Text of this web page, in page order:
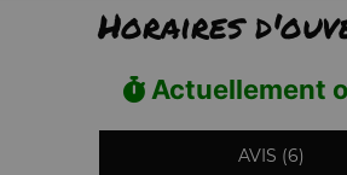
Horaires
Actuellement
AVIS (6)